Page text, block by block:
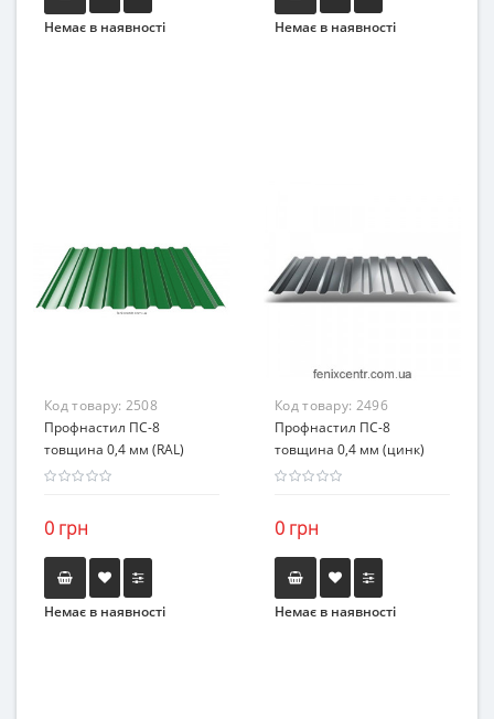
Немає в наявності Немає в наявності
Код товару: 2508
Профнастил ПС-8
товщина 0,4 мм (RAL)
0 грн
Немає в наявності
Код товару: 2496
Профнастил ПС-8
товщина 0,4 мм (цинк)
0 грн
Немає в наявності